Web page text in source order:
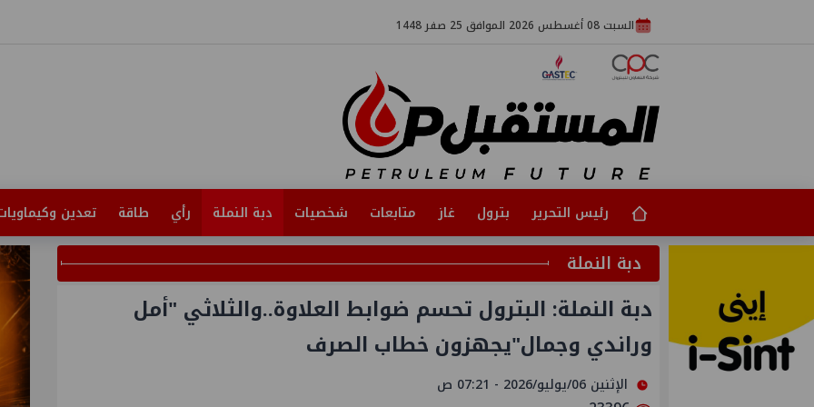
السبت 08 أغسطس 2026 الموافق 25 صفر 1448
رئيس التحرير بترول غاز متابعات شخصيات دبة النملة رأي طاقة تعدين
دبة النملة
دبة النملة: البترول تحسم ضوابط العلاوة..والثلاثي "أمل
وراندي وجمال"يجهزون خطاب الصرف
الإثنين 06/يوليو/2026 - 07:21 ص